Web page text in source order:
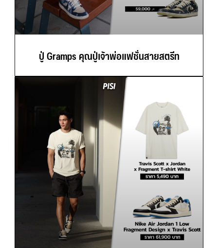
ปู่ Gramps คุณปู่เจ้าพ่อแฟชั่นสายสตรีท